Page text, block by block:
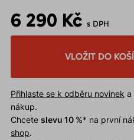
6 290 Kč s DPH
VLOŽIT DO
Přihlaste se k odběru novinek a
nákup.
Chcete slevu 10 %* na první
shop.